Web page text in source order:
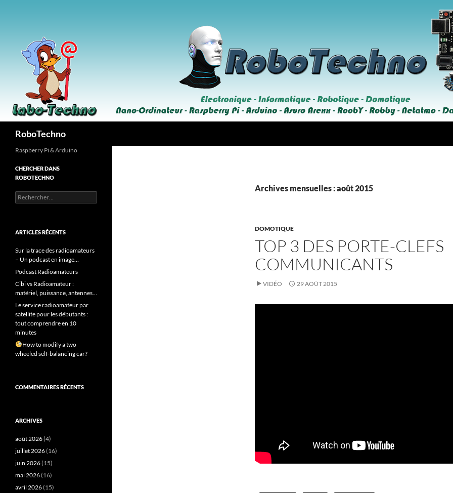
RoboTechno
Archives mensuelles : août 2015
DOMOTIQUE
TOP 3 DES PORTE-CLEFS
COMMUNICANTS
VIDÉO 29 AOÛT 2015
Raspberry Pi & Arduino
CHERCHER DANS
ROBOTECHNO
Rechercher :
ARTICLES RÉCENTS
Sur la trace des radioamateurs
– Un podcast en image…
Podcast Radioamateurs
Cibi vs Radioamateur :
matériel, puissance, antennes…
Le service radioamateur par
satellite pour les débutants :
tout comprendre en 10
minutes
How to modify a two
wheeled self-balancing car?
COMMENTAIRES RÉCENTS
ARCHIVES
août 2026(4)
juillet 2026(16)
juin 2026(15)
mai 2026(16)
avril 2026(15)